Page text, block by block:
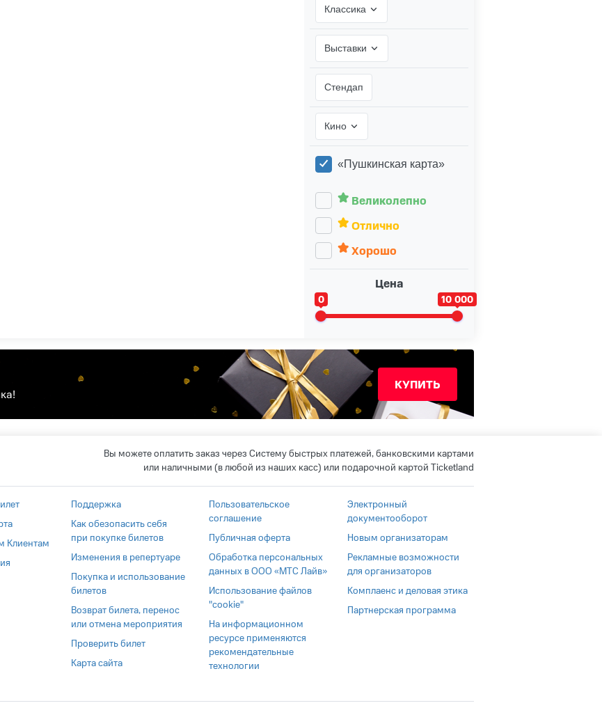
Классика
Выставки
Стендап
Кино
«Пушкинская карта»
Великолепно
Отлично
Хорошо
Цена
0 10 000
КУПИТЬ
Вы можете оплатить заказ через Систему быстрых платежей, банковскими картами
или наличными (в любой из наших касс) или подарочной картой Ticketland
Клиентам
Поддержка
Как обезопасить себя
при покупке билетов
Изменения в репертуаре
Покупка и использование
билетов
Возврат билета, перенос
или отмена мероприятия
Проверить билет
Карта сайта
Пользовательское
соглашение
Публичная оферта
Обработка персональных
данных в ООО «МТС Лайв»
Использование файлов
"cookie"
На информационном
ресурсе применяются
рекомендательные
технологии
Электронный
документооборот
Новым организаторам
Рекламные возможности
для организаторов
Комплаенс и деловая этика
Партнерская программа